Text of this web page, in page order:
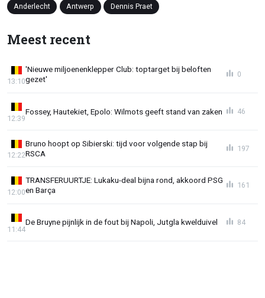
Anderlecht Antwerp Dennis Praet
Meest recent
'Nieuwe miljoenenklepper Club: toptarget bij beloften
gezet'
13:10
0
Fossey, Hautekiet, Epolo: Wilmots geeft stand van zaken
12:39
46
Bruno hoopt op Sibierski: tijd voor volgende stap bij
RSCA
12:22
197
TRANSFERUURTJE: Lukaku-deal bijna rond, akkoord PSG
en Barça
12:00
161
De Bruyne pijnlijk in de fout bij Napoli, Jutgla kwelduivel
11:44
84